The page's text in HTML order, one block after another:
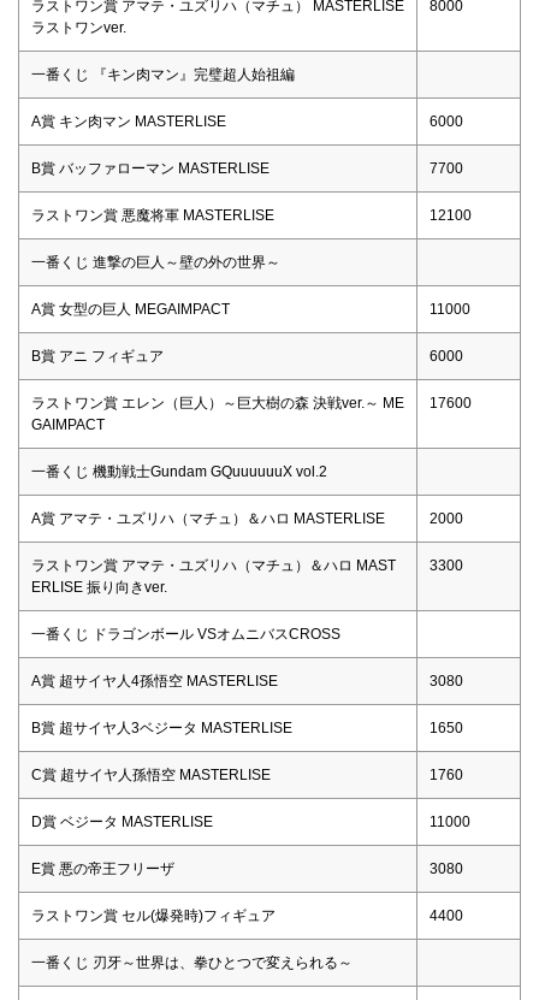
ラストワン賞 アマテ・ユズリハ（マチュ） MASTERLISE
ラストワンver.
8000
一番くじ 『キン肉マン』完璧超人始祖編
A賞 キン肉マン MASTERLISE 6000
B賞 バッファローマン MASTERLISE 7700
ラストワン賞 悪魔将軍 MASTERLISE 12100
一番くじ 進撃の巨人～壁の外の世界～
A賞 女型の巨人 MEGAIMPACT 11000
B賞 アニ フィギュア 6000
ラストワン賞 エレン（巨人）～巨大樹の森 決戦ver.～ ME
GAIMPACT
17600
一番くじ 機動戦士Gundam GQuuuuuuX vol.2
A賞 アマテ・ユズリハ（マチュ）＆ハロ MASTERLISE 2000
ラストワン賞 アマテ・ユズリハ（マチュ）＆ハロ MAST
ERLISE 振り向きver.
3300
一番くじ ドラゴンボール VSオムニバスCROSS
A賞 超サイヤ人4孫悟空 MASTERLISE 3080
B賞 超サイヤ人3ベジータ MASTERLISE 1650
C賞 超サイヤ人孫悟空 MASTERLISE 1760
D賞 ベジータ MASTERLISE 11000
E賞 悪の帝王フリーザ 3080
ラストワン賞 セル(爆発時)フィギュア 4400
一番くじ 刃牙～世界は、拳ひとつで変えられる～